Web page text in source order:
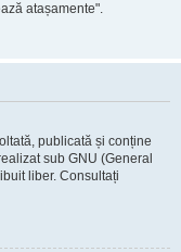
atașamente".
publicată și conține
sub GNU (General
liber. Consultați